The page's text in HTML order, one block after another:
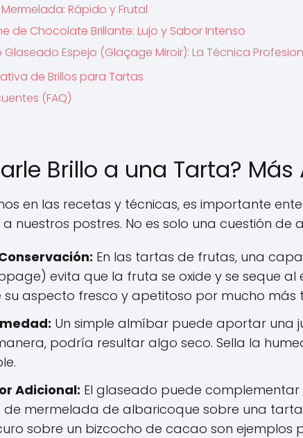
Mermelada: Rápido y Frutal
de Chocolate Brillante: Lujo y Sabor Intenso
Glaseado Espejo (Glaçage Miroir): La Técnica
de Brillos para Tartas
(FAQ)
Brillo a una Tarta?
en las recetas y técnicas, es importante
nuestros postres. No es solo una cuestión de
En las tartas de frutas, una
evita que la fruta se oxide y se seque al
su aspecto fresco y apetitoso por mucho más
Un simple almíbar puede aportar una
podría resultar algo seco. Sella la
Adicional: El glaseado puede
de mermelada de albaricoque sobre una
sobre un bizcocho de cacao son ejemplos